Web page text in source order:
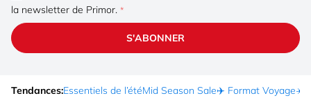
la newsletter de Primor.
S'ABONNER
Tendances:Essentiels de l’étéMid Season Sale✈️ Format Voyage☀️